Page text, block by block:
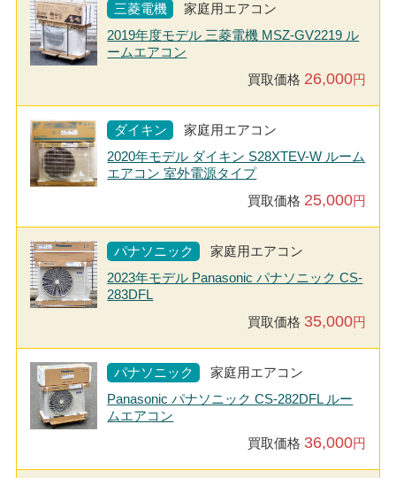
三菱電機
家庭用エアコン
2019年度モデル 三菱電機 MSZ-GV2219 ル
ームエアコン
買取価格 26,000円
ダイキン
家庭用エアコン
2020年モデル ダイキン S28XTEV-W ルーム
エアコン 室外電源タイプ
買取価格 25,000円
パナソニック
家庭用エアコン
2023年モデル Panasonic パナソニック CS-
283DFL
買取価格 35,000円
パナソニック
家庭用エアコン
Panasonic パナソニック CS-282DFL ルー
ムエアコン
買取価格 36,000円